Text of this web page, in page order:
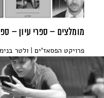
מומלצים – ספרי עיון –
פרויקט הפסאז'ים | ולטר